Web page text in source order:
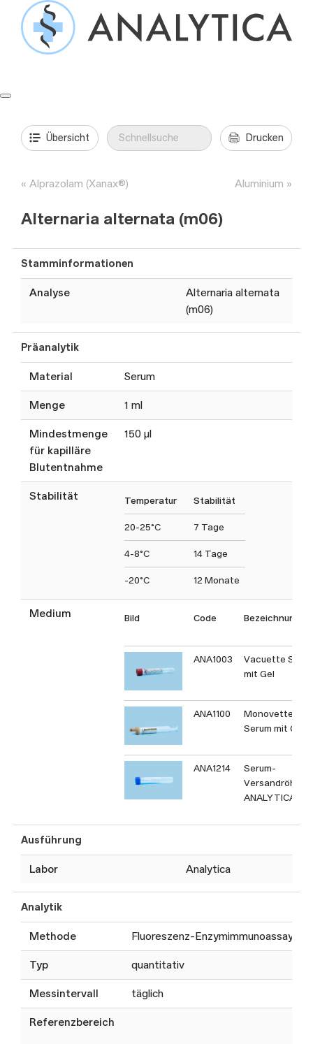
Springe
Inhalt
Übersicht Drucken
Alprazolam (Xanax®) Aluminium
Alternaria alternata (m06)
Stamminformationen
Analyse
Alternaria alternata
(m06)
Präanalytik
Material Serum
Menge 1 ml
Mindestmenge
für kapilläre
Blutentnahme
150 µl
Stabilität Temperatur Stabilität
20-25°C 7 Tage
4-8°C 14 Tage
-20°C 12 Monate
Medium Bild Code Bezeichnung
ANA1003
Vacuette
mit Gel
ANA1100
Monovette
Serum mit Gel
ANA1214
Serum-
ANALYTICA
Ausführung
Labor Analytica
Analytik
Methode Fluoreszenz-Enzymimmunoassay
Typ quantitativ
Messintervall täglich
Referenzbereich